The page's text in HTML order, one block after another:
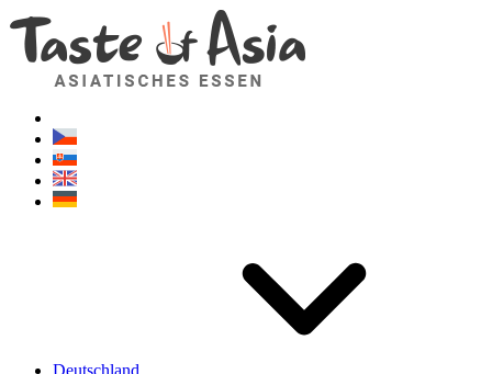
Deutschland
Geschmackvonasien.de
Zögern Sie nicht zu fragen. Ich bin für Sie da!